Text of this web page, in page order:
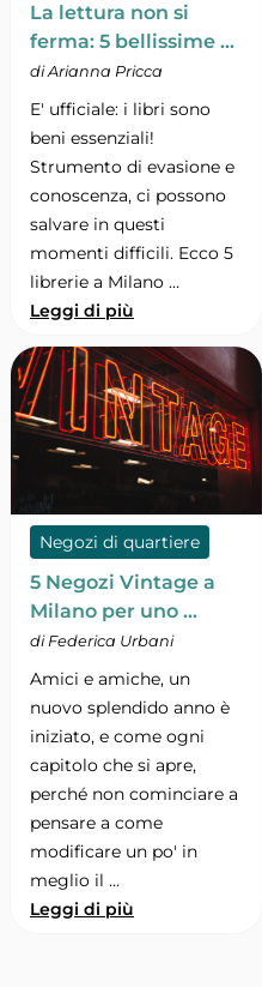
La lettura non si
ferma: 5 bellissime …
di Arianna Pricca
E' ufficiale: i libri sono
beni essenziali!
Strumento di evasione e
conoscenza, ci possono
salvare in questi
momenti difficili. Ecco 5
librerie a Milano …
Leggi di più
Negozi di quartiere
5 Negozi Vintage a
Milano per uno …
di Federica Urbani
Amici e amiche, un
nuovo splendido anno è
iniziato, e come ogni
capitolo che si apre,
perché non cominciare a
pensare a come
modificare un po' in
meglio il …
Leggi di più